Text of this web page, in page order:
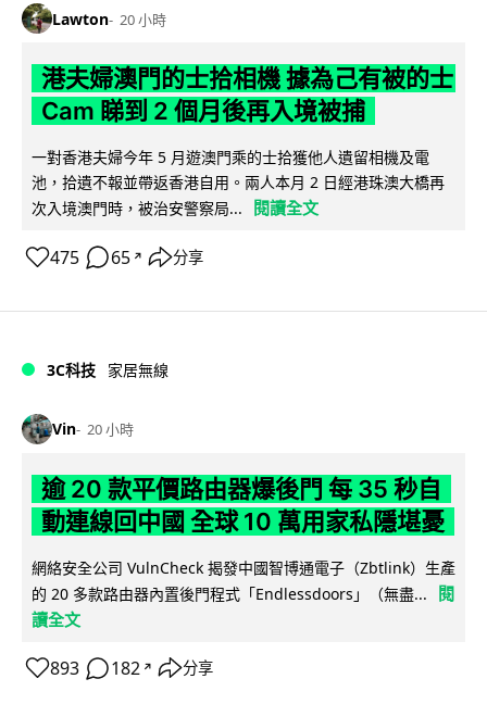
Lawton 20 小時
港夫婦澳門的士拾相機 據為己有被的士
Cam 睇到 2 個月後再入境被捕
一對香港夫婦今年 5 月遊澳門乘的士拾獲他人遺留相機及電
池，拾遺不報並帶返香港自用。兩人本月 2 日經港珠澳大橋再
次入境澳門時，被治安警察局...
閱讀全文
475 65 ↗ 分享
3C科技 家居無線
Vin 20 小時
逾 20 款平價路由器爆後門 每 35 秒自
動連線回中國 全球 10 萬用家私隱堪憂
網絡安全公司 VulnCheck 揭發中國智博通電子（Zbtlink）生產
的 20 多款路由器內置後門程式「Endlessdoors」（無盡...
閱
讀全文
893 182 ↗ 分享